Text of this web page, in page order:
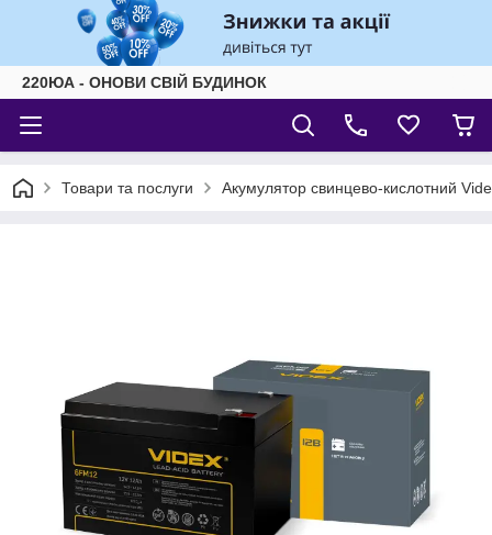
220ЮА - ОНОВИ СВІЙ БУДИНОК
Товари та послуги Акумулятор свинцево-кислотний